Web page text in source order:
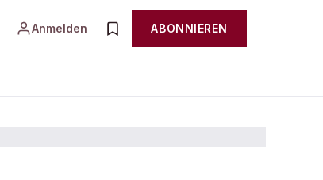
Anmelden ABONNIEREN